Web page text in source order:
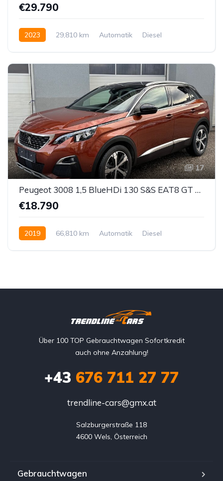
€29.790
2023 29,810 km Automatik
Diesel
17
Peugeot 3008 1,5 BlueHDi 130 S&S EAT8 GT Line Aut.
€18.790
2019 66,810 km Automatik
Diesel
Über 100 TOP Gebrauchtwagen Sofortkredit
auch ohne Anzahlung!
+43 676 711 27 77
trendline-cars@gmx.at
Salzburgerstraße 118
4600 Wels, Österreich
Gebrauchtwagen